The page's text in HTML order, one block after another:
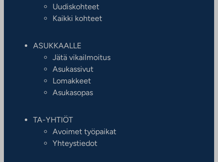
Uudiskohteet
Kaikki kohteet
ASUKKAALLE
Jätä vikailmoitus
Asukassivut
Lomakkeet
Asukasopas
TA-YHTIÖT
Avoimet työpaikat
Yhteystiedot